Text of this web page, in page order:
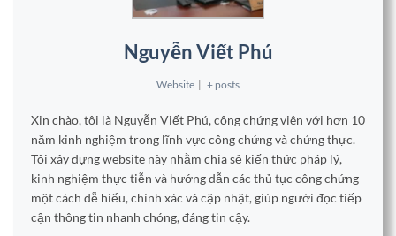
Nguyễn Viết Phú
Website | + posts
Xin chào, tôi là Nguyễn Viết Phú, công chứng viên với hơn 10
năm kinh nghiệm trong lĩnh vực công chứng và chứng thực.
Tôi xây dựng website này nhằm chia sẻ kiến thức pháp lý,
kinh nghiệm thực tiễn và hướng dẫn các thủ tục công chứng
một cách dễ hiểu, chính xác và cập nhật, giúp người đọc tiếp
cận thông tin nhanh chóng, đáng tin cậy.